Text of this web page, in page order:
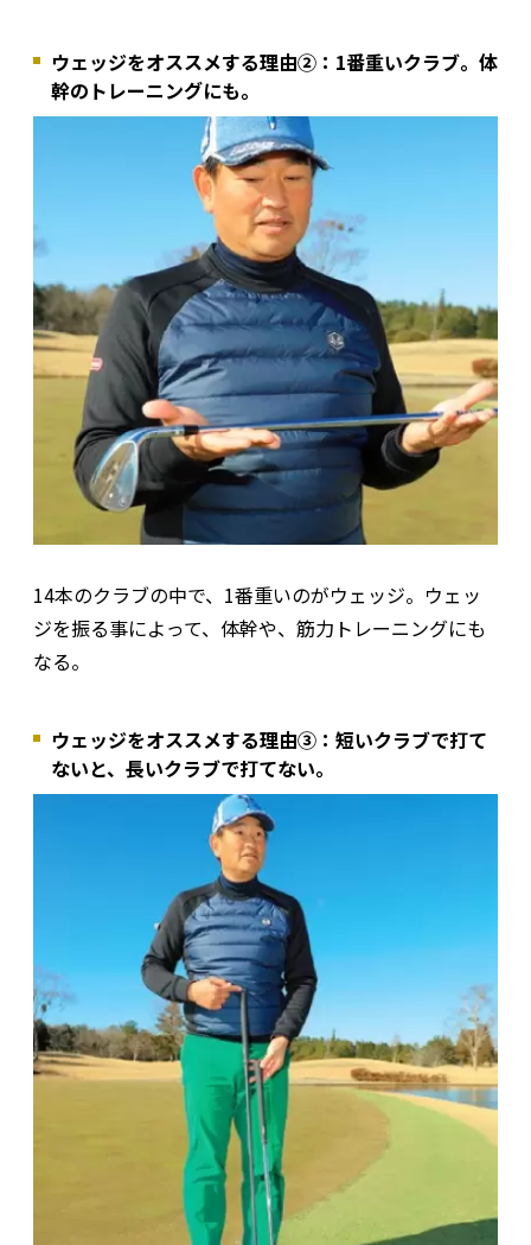
ウェッジをオススメする理由②：1番重いクラブ。体
幹のトレーニングにも。
14本のクラブの中で、1番重いのがウェッジ。ウェッ
ジを振る事によって、体幹や、筋力トレーニングにも
なる。
ウェッジをオススメする理由③：短いクラブで打て
ないと、長いクラブで打てない。